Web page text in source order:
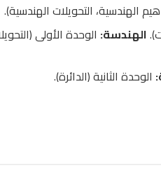
الهندسية، التحويلات الهندسية).
الهندسة: الوحدة الأولى
الوحدة الثانية (الدائرة).